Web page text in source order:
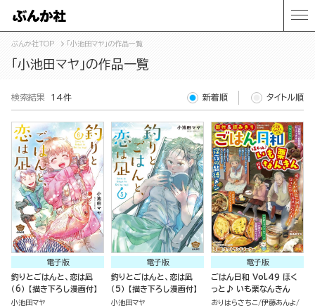
ぶんか社TOP 「小池田マヤ」の作品一覧
「小池田マヤ」の作品一覧
検索結果 14件 新着順 タイトル順
電子版
釣りとごはんと、恋は凪
（6） 【描き下ろし漫画付】
小池田マヤ
電子版
釣りとごはんと、恋は凪
（5） 【描き下ろし漫画付】
小池田マヤ
電子版
ごはん日和 Vol.49 ほく
っと♪ いも栗なんきん
おりはらさちこ 伊藤あんよ